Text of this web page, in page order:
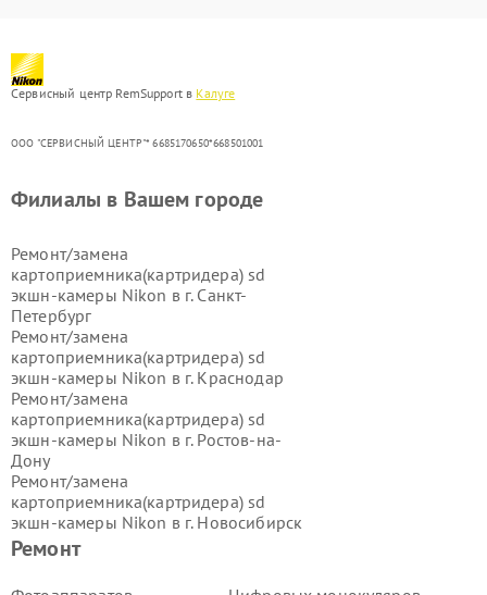
Сервисный центр RemSupport в Калуге
ООО "СЕРВИСНЫЙ ЦЕНТР"* 6685170650*668501001
Ремонт
Филиалы в Вашем городе
Ремонт/замена
картоприемника(картридера) sd
экшн-камеры Nikon в г. Санкт-
Петербург
Ремонт/замена
картоприемника(картридера) sd
экшн-камеры Nikon в г. Краснодар
Ремонт/замена
картоприемника(картридера) sd
экшн-камеры Nikon в г. Ростов-на-
Дону
Ремонт/замена
картоприемника(картридера) sd
экшн-камеры Nikon в г. Новосибирск
Ремонт/замена
экшн-камеры Nikon в г.